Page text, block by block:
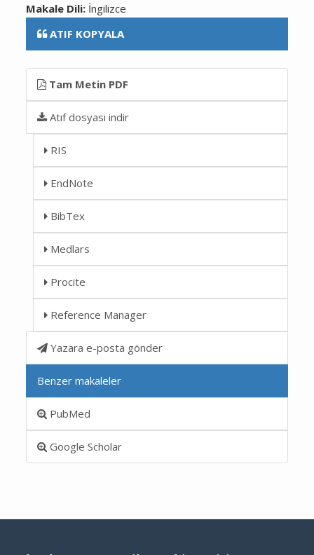
Makale Dili: İngilizce
ATIF KOPYALA
Tam Metin PDF
Atıf dosyası indir
RIS
EndNote
BibTex
Medlars
Procite
Reference Manager
Yazara e-posta gönder
Benzer makaleler
PubMed
Google Scholar